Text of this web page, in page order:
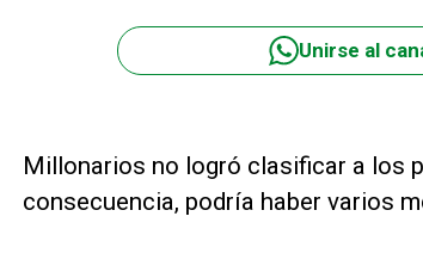
Unirse al
Millonarios no logró clasificar a los
consecuencia, podría haber varios